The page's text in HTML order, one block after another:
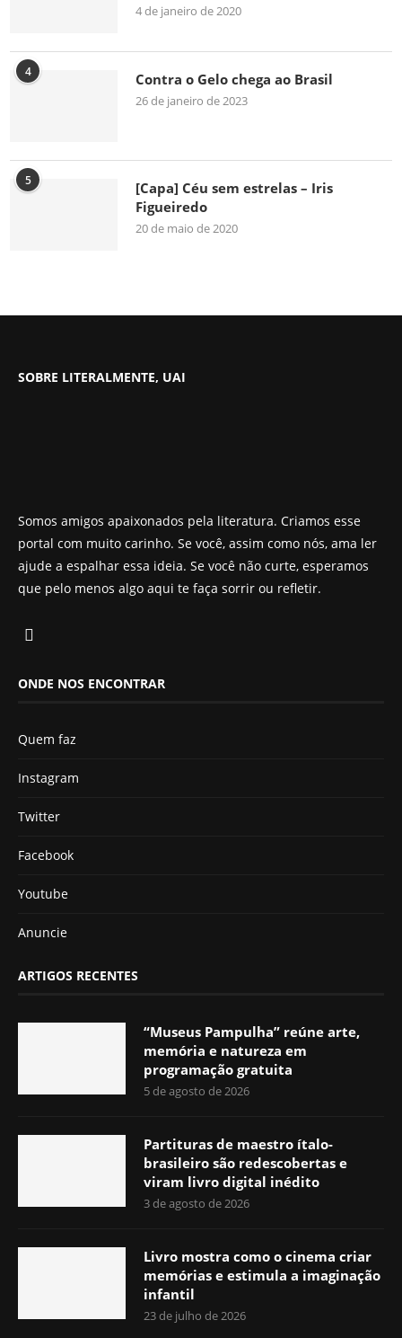
4 de janeiro de 2020
4 Contra o Gelo chega ao Brasil
26 de janeiro de 2023
5
[Capa] Céu sem estrelas – Iris
Figueiredo
20 de maio de 2020
SOBRE LITERALMENTE, UAI
Somos amigos apaixonados pela literatura. Criamos esse
portal com muito carinho. Se você, assim como nós, ama ler
ajude a espalhar essa ideia. Se você não curte, esperamos
que pelo menos algo aqui te faça sorrir ou refletir.
ONDE NOS ENCONTRAR
Quem faz
Instagram
Twitter
Facebook
Youtube
Anuncie
ARTIGOS RECENTES
“Museus Pampulha” reúne arte,
memória e natureza em
programação gratuita
5 de agosto de 2026
Partituras de maestro ítalo-
brasileiro são redescobertas e
viram livro digital inédito
3 de agosto de 2026
Livro mostra como o cinema criar
memórias e estimula a imaginação
infantil
23 de julho de 2026